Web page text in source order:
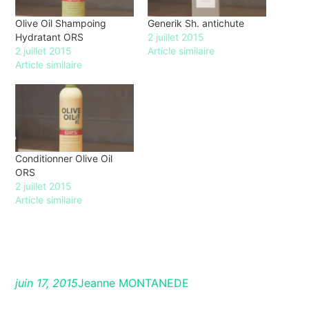
Olive Oil Shampoing
Hydratant ORS
2 juillet 2015
Article similaire
Generik Sh. antichute
2 juillet 2015
Article similaire
Conditionner Olive Oil
ORS
2 juillet 2015
Article similaire
juin 17, 2015Jeanne MONTANEDE